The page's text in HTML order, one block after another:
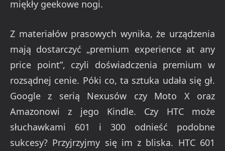
miękły geekowe nogi.
Z materiałów prasowych wynika, że urządzenia
mają dostarczyć „premium experience at any
price point”, czyli doświadczenia premium w
rozsądnej cenie. Póki co, ta sztuka udała się gł.
Google z serią Nexusów czy Moto X oraz
Amazonowi z jego Kindle. Czy HTC może
słuchawkami 601 i 300 odnieść podobne
sukcesy? Przyjrzyjmy się im z bliska. HTC 601